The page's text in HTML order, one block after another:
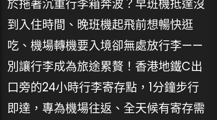
於拖著沉重行李箱奔波？早班機抵達沒
到入住時間、晚班機起飛前想暢快逛
吃、機場轉機要入境卻無處放行李——
別讓行李成為旅途累贅！香港地鐵C出
口旁的24小時行李寄存點，1分鐘步行
即達，專為機場往返、全天候有寄存需